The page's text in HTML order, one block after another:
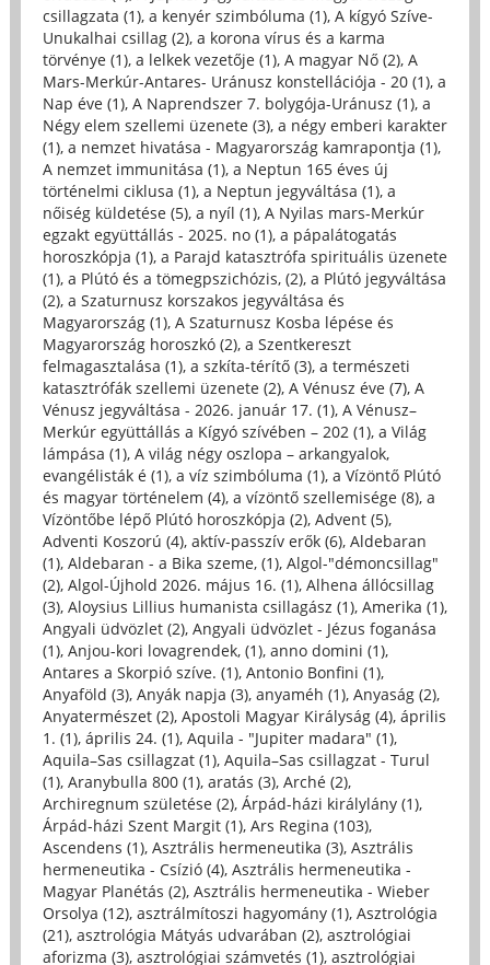
csillagzata (1), a kenyér szimbóluma (1), A kígyó Szíve-
Unukalhai csillag (2), a korona vírus és a karma
törvénye (1), a lelkek vezetője (1), A magyar Nő (2), A
Mars-Merkúr-Antares- Uránusz konstellációja - 20 (1), a
Nap éve (1), A Naprendszer 7. bolygója-Uránusz (1), a
Négy elem szellemi üzenete (3), a négy emberi karakter
(1), a nemzet hivatása - Magyarország kamrapontja (1),
A nemzet immunitása (1), a Neptun 165 éves új
történelmi ciklusa (1), a Neptun jegyváltása (1), a
nőiség küldetése (5), a nyíl (1), A Nyilas mars-Merkúr
egzakt együttállás - 2025. no (1), a pápalátogatás
horoszkópja (1), a Parajd katasztrófa spirituális üzenete
(1), a Plútó és a tömegpszichózis, (2), a Plútó jegyváltása
(2), a Szaturnusz korszakos jegyváltása és
Magyarország (1), A Szaturnusz Kosba lépése és
Magyarország horoszkó (2), a Szentkereszt
felmagasztalása (1), a szkíta-térítő (3), a természeti
katasztrófák szellemi üzenete (2), A Vénusz éve (7), A
Vénusz jegyváltása - 2026. január 17. (1), A Vénusz–
Merkúr együttállás a Kígyó szívében – 202 (1), a Világ
lámpása (1), A világ négy oszlopa – arkangyalok,
evangélisták é (1), a víz szimbóluma (1), a Vízöntő Plútó
és magyar történelem (4), a vízöntő szellemisége (8), a
Vízöntőbe lépő Plútó horoszkópja (2), Advent (5),
Adventi Koszorú (4), aktív-passzív erők (6), Aldebaran
(1), Aldebaran - a Bika szeme, (1), Algol-"démoncsillag"
(2), Algol-Újhold 2026. május 16. (1), Alhena állócsillag
(3), Aloysius Lillius humanista csillagász (1), Amerika (1),
Angyali üdvözlet (2), Angyali üdvözlet - Jézus foganása
(1), Anjou-kori lovagrendek, (1), anno domini (1),
Antares a Skorpió szíve. (1), Antonio Bonfini (1),
Anyaföld (3), Anyák napja (3), anyaméh (1), Anyaság (2),
Anyatermészet (2), Apostoli Magyar Királyság (4), április
1. (1), április 24. (1), Aquila - "Jupiter madara" (1),
Aquila–Sas csillagzat (1), Aquila–Sas csillagzat - Turul
(1), Aranybulla 800 (1), aratás (3), Arché (2),
Archiregnum születése (2), Árpád-házi királylány (1),
Árpád-házi Szent Margit (1), Ars Regina (103),
Ascendens (1), Asztrális hermeneutika (3), Asztrális
hermeneutika - Csízió (4), Asztrális hermeneutika -
Magyar Planétás (2), Asztrális hermeneutika - Wieber
Orsolya (12), asztrálmítoszi hagyomány (1), Asztrológia
(21), asztrológia Mátyás udvarában (2), asztrológiai
aforizma (3), asztrológiai számvetés (1), asztrológiai